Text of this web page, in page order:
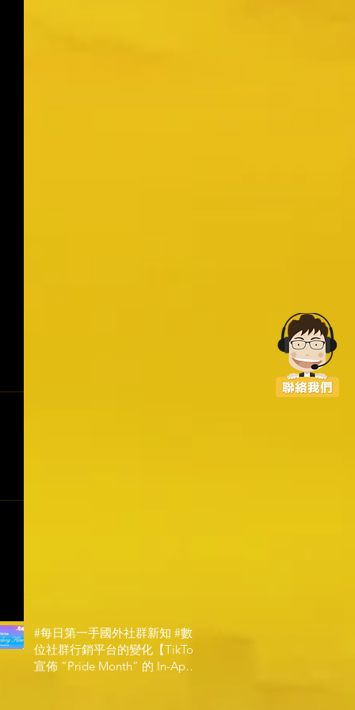
#每日第一手國外社群新知 #數
位社群行銷平台的變化【TikTok
宣佈 ”Pride Month” 的 In-App